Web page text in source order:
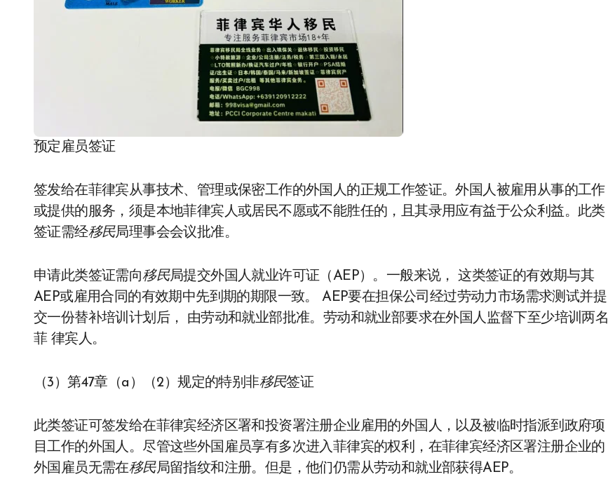
预定雇员签证
签发给在菲律宾从事技术、管理或保密工作的外国人的正规工作签证。外国人被雇用从事的工作
或提供的服务，须是本地菲律宾人或居民不愿或不能胜任的，且其录用应有益于公众利益。此类
签证需经移民局理事会会议批准。
申请此类签证需向移民局提交外国人就业许可证（AEP）。一般来说， 这类签证的有效期与其
AEP或雇用合同的有效期中先到期的期限一致。 AEP要在担保公司经过劳动力市场需求测试并提
交一份替补培训计划后， 由劳动和就业部批准。劳动和就业部要求在外国人监督下至少培训两名
菲 律宾人。
（3）第47章（a）（2）规定的特别非移民签证
此类签证可签发给在菲律宾经济区署和投资署注册企业雇用的外国人，以及被临时指派到政府项
目工作的外国人。尽管这些外国雇员享有多次进入菲律宾的权利，在菲律宾经济区署注册企业的
外国雇员无需在移民局留指纹和注册。但是，他们仍需从劳动和就业部获得AEP。